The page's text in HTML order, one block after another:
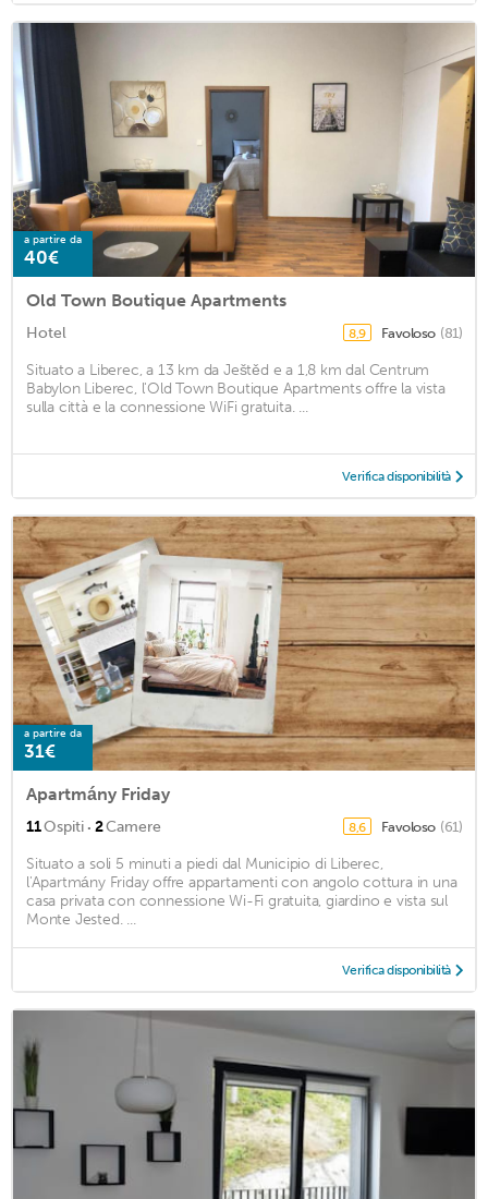
a partire da
40€
Old Town Boutique Apartments
Hotel 8,9 Favoloso (81)
Situato a Liberec, a 13 km da Ještěd e a 1,8 km dal Centrum
Babylon Liberec, l'Old Town Boutique Apartments offre la vista
sulla città e la connessione WiFi gratuita. ...
Verifica disponibilità
a partire da
31€
Apartmány Friday
11Ospiti · 2Camere 8,6 Favoloso (61)
Situato a soli 5 minuti a piedi dal Municipio di Liberec,
l'Apartmány Friday offre appartamenti con angolo cottura in una
casa privata con connessione Wi-Fi gratuita, giardino e vista sul
Monte Jested. ...
Verifica disponibilità